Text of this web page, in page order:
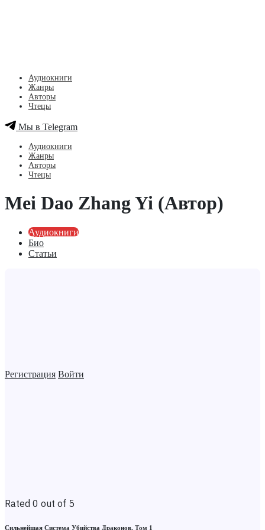
Регистрация Войти
Аудиокниги
Жанры
Авторы
Чтецы
Мы в Telegram
Аудиокниги
Жанры
Авторы
Чтецы
Mei Dao Zhang Yi (Автор)
Аудиокниги
Био
Статьи
Rated 0 out of 5
Сильнейшая Система Убийства Драконов. Том 1